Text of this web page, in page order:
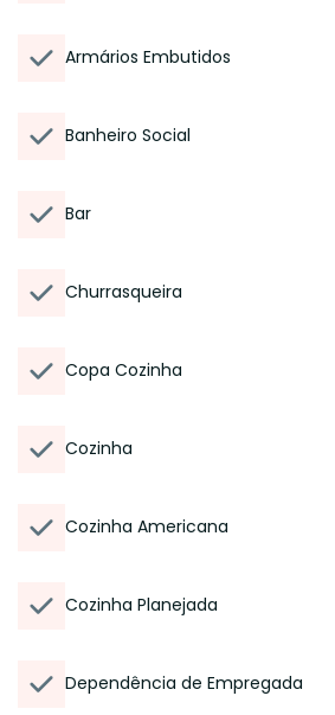
Armários Embutidos
Banheiro Social
Bar
Churrasqueira
Copa Cozinha
Cozinha
Cozinha Americana
Cozinha Planejada
Dependência de Empregada